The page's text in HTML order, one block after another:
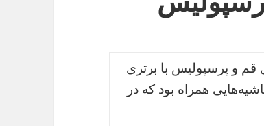
قم و پرسپولیس با برتری
همراه بود که در